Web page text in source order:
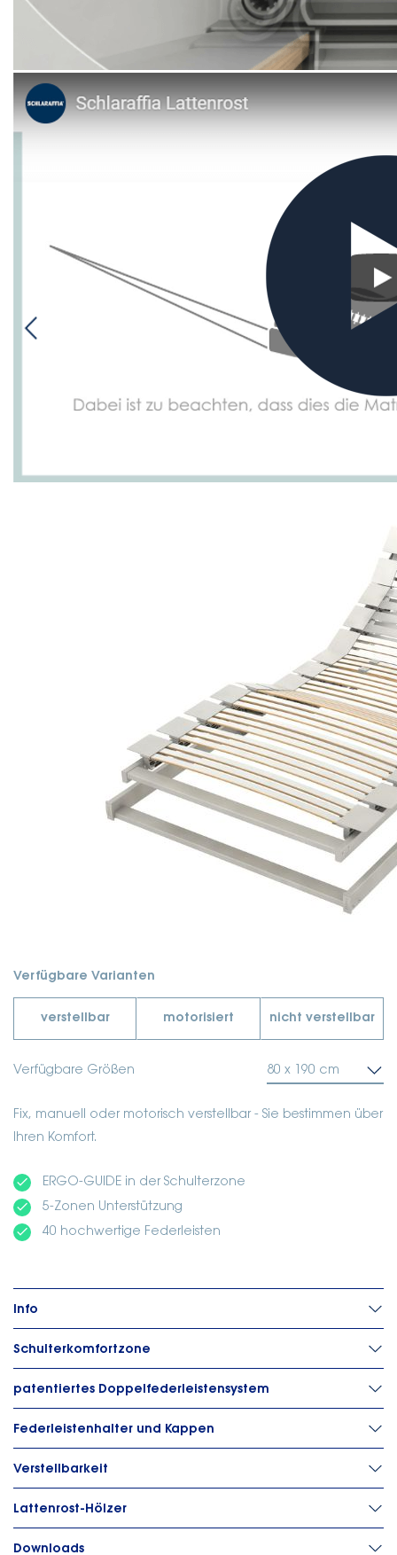
Verfügbare Varianten
verstellbar motorisiert nicht verstellbar
Verfügbare Größen 80 x 190 cm
Fix, manuell oder motorisch verstellbar - Sie bestimmen über
Ihren Komfort.
done ERGO-GUIDE in der Schulterzone
done 5-Zonen Unterstützung
done 40 hochwertige Federleisten
Info
Schulterkomfortzone
patentiertes Doppelfederleistensystem
Federleistenhalter und Kappen
Verstellbarkeit
Lattenrost-Hölzer
Downloads